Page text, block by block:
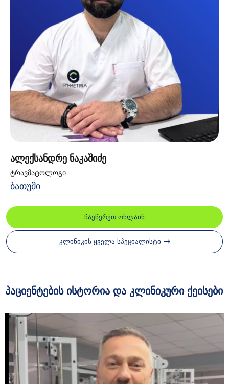
ალექსანდრე ნაკაშიძე
ტრავმატოლოგი
ბათუმი
ჩაეწერეთ ონლაინ
კლინიკის ყველა სპეციალისტი
პაციენტების ისტორია და კლინიკური ქეისები